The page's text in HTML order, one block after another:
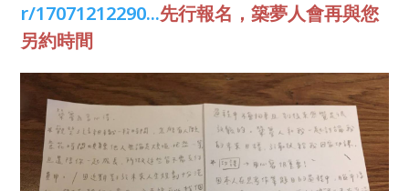
r/17071212290...先行報名，築夢人會再與您
另約時間